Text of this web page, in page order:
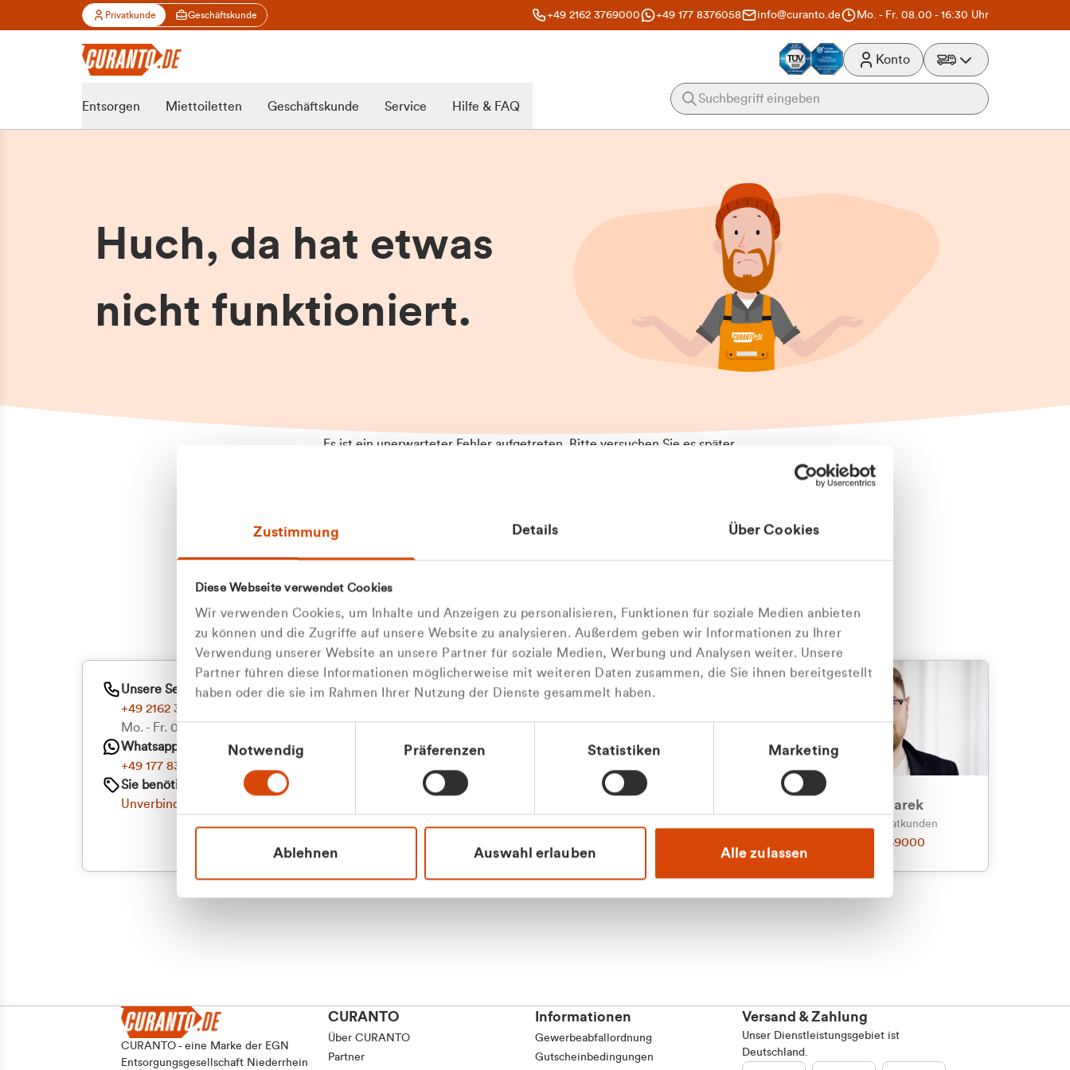
Zustimmung Details Über Cookies
Diese Webseite verwendet Cookies
Wir verwenden Cookies, um Inhalte und Anzeigen zu personalisieren, Funktionen für soziale Medien anbieten
zu können und die Zugriffe auf unsere Website zu analysieren. Außerdem geben wir Informationen zu Ihrer
Verwendung unserer Website an unsere Partner für soziale Medien, Werbung und Analysen weiter. Unsere
Partner führen diese Informationen möglicherweise mit weiteren Daten zusammen, die Sie ihnen bereitgestellt
haben oder die sie im Rahmen Ihrer Nutzung der Dienste gesammelt haben.
Einwilligungsauswahl
Notwendig Präferenzen Statistiken Marketing
Ablehnen Auswahl erlauben Alle zulassen
Privatkunde Geschäftskunde +49 2162 3769000 +49 177 8376058 info@curanto.de Mo. - Fr. 08.00 - 16:30 Uhr
Konto
Entsorgen Miettoiletten Geschäftskunde Service Hilfe & FAQ
Huch, da hat etwas
nicht funktioniert.
Es ist ein unerwarteter Fehler aufgetreten. Bitte versuchen Sie es später
aufgetretenen Fehler an. Wir entschuldigen uns für eventuelle
Unannehmlichkeiten.
Zum Abfallberater
Oder kontaktieren Sie uns persönlich
Wir sind gerne für Sie da
Unsere Service-Hotline
+49 2162 3769000
Mo. - Fr. 08.00 - 16:30 Uhr
Whatsapp
+49 177 8376058
Sie benötigen ein individuelles Angebot?
Unverbindliche Anfrage stellen
Julian Marek
Vertrieb - Privatkunden
0216 237 69000
CURANTO - eine Marke der EGN
Entsorgungsgesellschaft Niederrhein
CURANTO
Über CURANTO
Partner
Informationen
Gewerbeabfallordnung
Gutscheinbedingungen
Versand & Zahlung
Unser Dienstleistungsgebiet ist
Deutschland.